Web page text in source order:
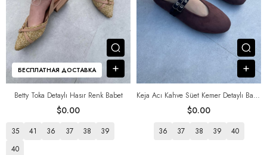
Betty Toka Detaylı Hasır Renk Babet
$0.00
БЕСПЛАТНАЯ ДОСТАВКА
Посмотреть товар
35 41 36 37 38
39
40
Keja Acı Kahve Süet Kemer Detaylı Babet
$0.00
В
36 37 38 39 40